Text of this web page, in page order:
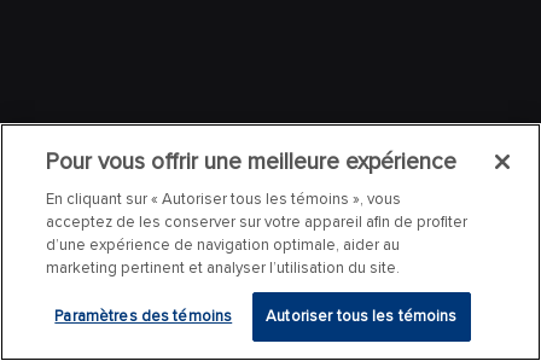
Pour vous offrir une meilleure expérience
En cliquant sur « Autoriser tous les témoins », vous
acceptez de les conserver sur votre appareil afin de profiter
d’une expérience de navigation optimale, aider au
marketing pertinent et analyser l’utilisation du site.
Paramètres des témoins Autoriser tous les témoins